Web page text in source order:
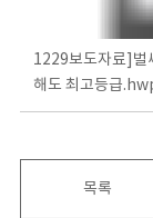
1229보도자료]벌
해도 최고등급
목록